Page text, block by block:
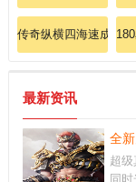
传奇纵横四海速成法
最新资讯
全
超
同